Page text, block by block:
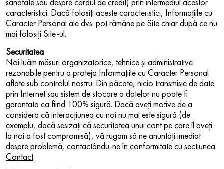
sănătate sau despre cardul de credit) prin intermediul acestor
caracteristici. Dacă folosiţi aceste caracteristici, Informaţiile cu
Caracter Personal ale dvs. pot rămâne pe Site chiar după ce nu
mai folosiţi Site-ul.
Securitatea
Noi luăm măsuri organizatorice, tehnice şi administrative
rezonabile pentru a proteja Informaţiile cu Caracter Personal
aflate sub controlul nostru. Din păcate, nicio transmisie de date
prin Internet sau sistem de stocare a datelor nu poate fi
garantata ca fiind 100% sigură. Dacă aveţi motive de a
considera că interacţiunea cu noi nu mai este sigură (de
exemplu, dacă sesizaţi că securitatea unui cont pe care îl aveţi
la noi a fost compromisă), vă rugam să ne anuntaţi imediat
despre problemă, contactându-ne în conformitate cu sectiunea
Contact.